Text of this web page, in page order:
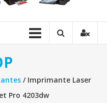
/ Imprimante Laser
Pro 4203dw